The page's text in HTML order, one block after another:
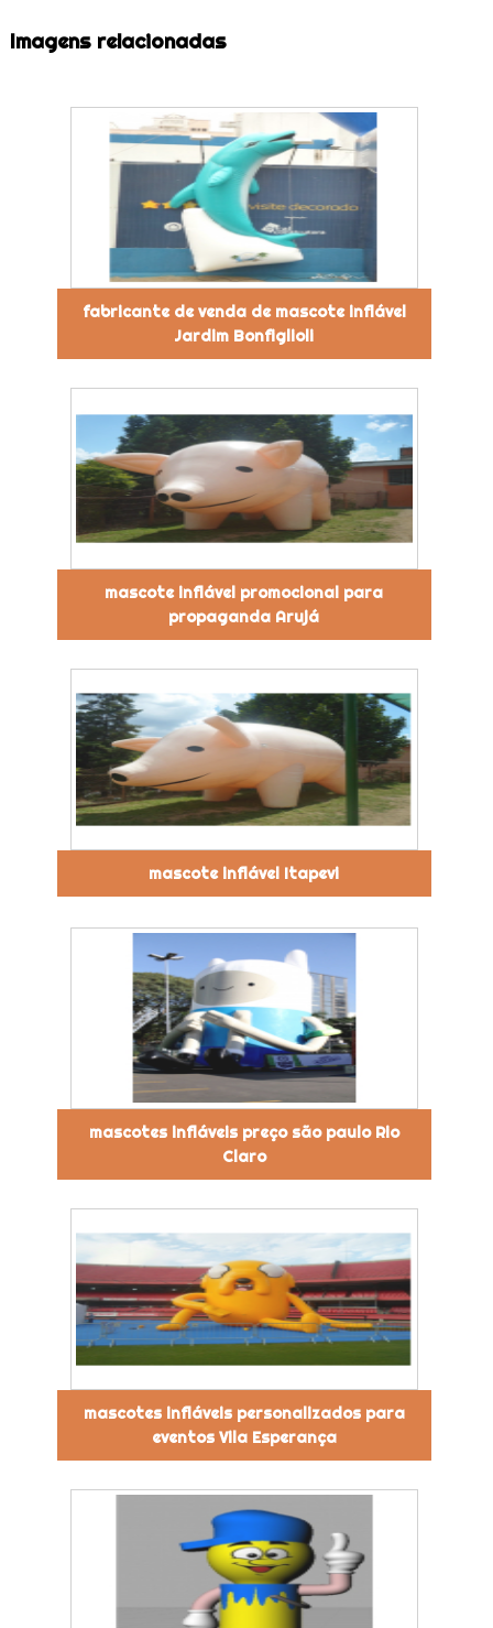
Imagens relacionadas
fabricante de venda de mascote inflável
Jardim Bonfiglioli
mascote inflável promocional para
propaganda Arujá
mascote inflável Itapevi
mascotes infláveis preço são paulo Rio
Claro
mascotes infláveis personalizados para
eventos Vila Esperança